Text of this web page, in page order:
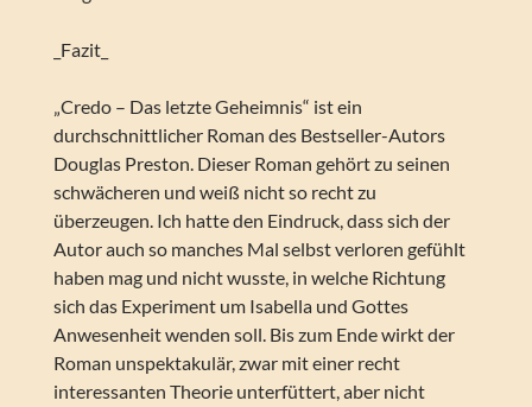
_Fazit_
„Credo – Das letzte Geheimnis“ ist ein
durchschnittlicher Roman des Bestseller-Autors
Douglas Preston. Dieser Roman gehört zu seinen
schwächeren und weiß nicht so recht zu
überzeugen. Ich hatte den Eindruck, dass sich der
Autor auch so manches Mal selbst verloren gefühlt
haben mag und nicht wusste, in welche Richtung
sich das Experiment um Isabella und Gottes
Anwesenheit wenden soll. Bis zum Ende wirkt der
Roman unspektakulär, zwar mit einer recht
interessanten Theorie unterfüttert, aber nicht